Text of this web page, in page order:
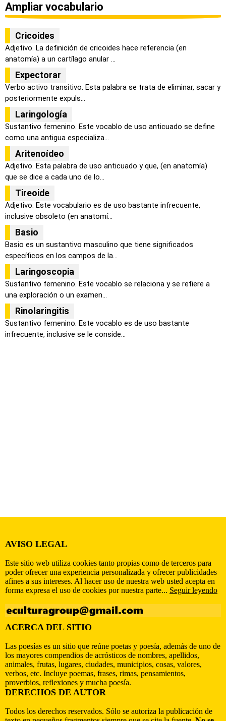
Ampliar vocabulario
Cricoides
Adjetivo. La definición de cricoides hace referencia (en
anatomía) a un cartílago anular ...
Expectorar
Verbo activo transitivo. Esta palabra se trata de eliminar, sacar y
posteriormente expuls...
Laringología
Sustantivo femenino. Este vocablo de uso anticuado se define
como una antigua especializa...
Aritenoídeo
Adjetivo. Esta palabra de uso anticuado y que, (en anatomía)
que se dice a cada uno de lo...
Tireoide
Adjetivo. Este vocabulario es de uso bastante infrecuente,
inclusive obsoleto (en anatomí...
Basio
Basio es un sustantivo masculino que tiene significados
específicos en los campos de la...
Laringoscopia
Sustantivo femenino. Este vocablo se relaciona y se refiere a
una exploración o un examen...
Rinolaringitis
Sustantivo femenino. Este vocablo es de uso bastante
infrecuente, inclusive se le conside...
AVISO LEGAL
Este sitio web utiliza cookies tanto propias como de terceros para
poder ofrecer una experiencia personalizada y ofrecer publicidades
afines a sus intereses. Al hacer uso de nuestra web usted acepta en
forma expresa el uso de cookies por nuestra parte... Seguir leyendo
ACERCA DEL SITIO
Las poesías es un sitio que reúne poetas y poesía, además de uno de
los mayores compendios de acrósticos de nombres, apellidos,
animales, frutas, lugares, ciudades, municipios, cosas, valores,
verbos, etc. Incluye poemas, frases, rimas, pensamientos,
proverbios, reflexiones y mucha poesía.
DERECHOS DE AUTOR
Todos los derechos reservados. Sólo se autoriza la publicación de